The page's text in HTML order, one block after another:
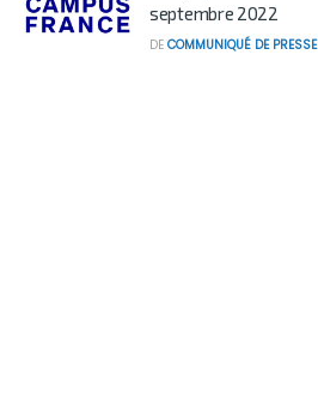
septembre 2022
DE COMMUNIQUÉ DE PRESSE